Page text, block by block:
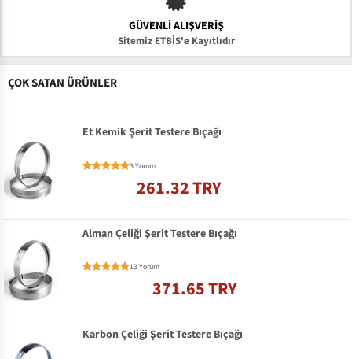
GÜVENLI ALIŞVERIŞ
Sitemiz ETBİS'e Kayıtlıdır
ÇOK SATAN ÜRÜNLER
Et Kemik Şerit Testere Bıçağı
3 Yorum
261.32 TRY
Alman Çeliği Şerit Testere Bıçağı
13 Yorum
371.65 TRY
Karbon Çeliği Şerit Testere Bıçağı